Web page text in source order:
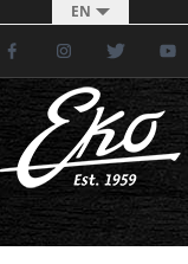
EN
FacebookInstagramTwitter